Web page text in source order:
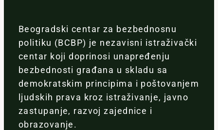
Beogradski centar za bezbednosnu
politiku (BCBP) je nezavisni istraživački
centar koji doprinosi unapređenju
bezbednosti građana u skladu sa
demokratskim principima i poštovanjem
ljudskih prava kroz istraživanje, javno
zastupanje, razvoj zajednice i
obrazovanje.